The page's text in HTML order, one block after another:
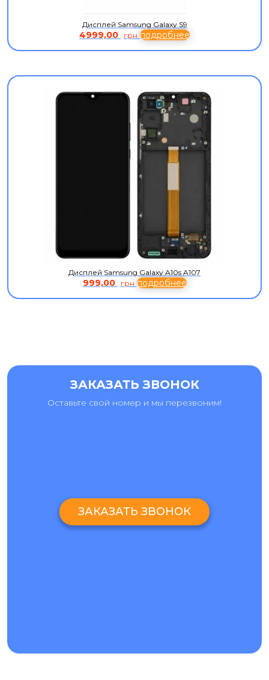
Дисплей Samsung Galaxy S9
4999,00 грн подробнее
Дисплей Samsung Galaxy A10s A107
999,00 грн подробнее
ЗАКАЗАТЬ ЗВОНОК
Оставьте свой номер и мы перезвоним!
ЗАКАЗАТЬ ЗВОНОК